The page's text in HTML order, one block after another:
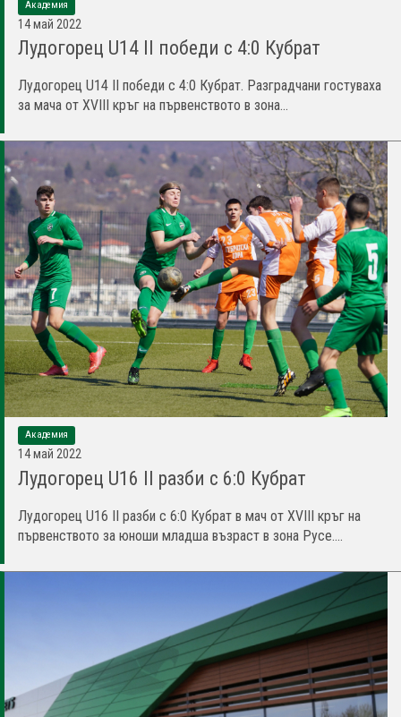
Академия
14 май 2022
Лудогорец U14 II победи с 4:0 Кубрат
Лудогорец U14 II победи с 4:0 Кубрат. Разградчани гостуваха
за мача от XVIII кръг на първенството в зона...
Академия
14 май 2022
Лудогорец U16 II разби с 6:0 Кубрат
Лудогорец U16 II разби с 6:0 Кубрат в мач от XVIII кръг на
първенството за юноши младша възраст в зона Русе....